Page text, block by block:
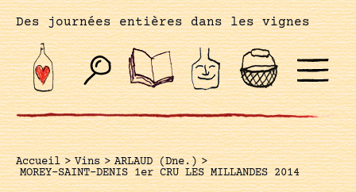
Des journées entières dans les vignes
Accueil > Vins > ARLAUD (Dne.) >
MOREY-SAINT-DENIS 1er CRU LES MILLANDES 2014